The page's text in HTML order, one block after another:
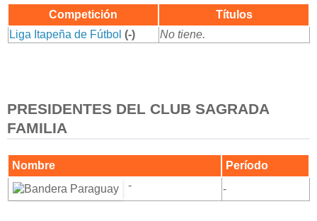
Competición
Títulos
Liga Itapeña de Fútbol (-) No tiene.
PRESIDENTES DEL CLUB SAGRADA
FAMILIA
Nombre
Período
-
-